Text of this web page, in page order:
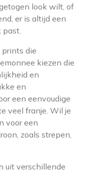
look wilt, of
er is altijd een
past.
prints die
kiezen die
en
en
een eenvoudige
veel franje. Wil je
voor een
zoals strepen,
uit verschillende